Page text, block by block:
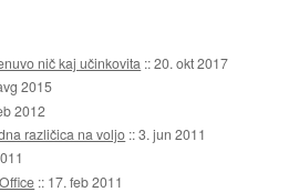
nič kaj učinkovita ::20. okt 2017
2015
2012
različica na voljo ::3. jun 2011
:: 17. feb 2011